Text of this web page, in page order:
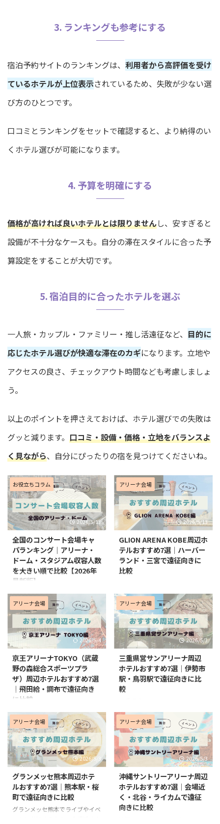
3. ランキングも参考にする
宿泊予約サイトのランキングは、 利用者から高評価を受け
ているホテルが上位表示されているため、失敗が少ない選
び方のひとつです。
口コミとランキングをセットで確認すると、より納得のい
くホテル選びが可能になります。
4. 予算を明確にする
価格が高ければ良いホテルとは限りませんし、安すぎると
設備が不十分なケースも。自分の滞在スタイルに合った予
算設定をすることが大切です。
5. 宿泊目的に合ったホテルを選ぶ
一人旅・カップル・ファミリー・推し活遠征など、 目的に
応じたホテル選びが快適な滞在のカギになります。立地や
アクセスの良さ、チェックアウト時間なども考慮しましょ
う。
以上のポイントを押さえておけば、ホテル選びでの失敗は
グッと減ります。 口コミ・設備・価格・立地をバランスよ
く見ながら、自分にぴったりの宿を見つけてくださいね。
お役立ちコラム
2026/5/13
全国のコンサート会場キャ
パランキング｜アリーナ・
ドーム・スタジアム収容人数
を大きい順で比較【2026年
最新版】
ライブやコンサートの遠征を考え
るとき、会場のキャパを知ってお
くと、チケットの取りやすさや会
場の雰囲気をイメージしやすくな
ります。 さらに、会場ごとのアク
セスや終演後の動きやすさまで把
手段も決めやすくなります。 こ
の記事では、全国の主要ライブ会
場をキャパ別に整理しながら、遠
征しやすさや宿泊を検討したい会
場もあわせて紹介します。 これ
から初めて遠征する方や、会場別
ホテル記事の入口として使いたい
方にもわかりやすいよう、会場ご
との特徴や見え方の傾向も含めて
まとめました。 会場キャパを ...
アリーナ会場
2026/5/13
GLION ARENA KOBE周辺ホ
テルおすすめ7選｜ハーバー
ランド・三宮で遠征向きに
比較
ベントに参加するなら、会場に近
いホテルに泊まるか、三宮周辺に
泊まるかで遠征のしやすさがかな
り変わります。 GLION ARENA
KOBEは神戸のウォーターフロン
トにある新しい大型アリーナで、
会場近くに泊まれば終演後の移動
はかなりラクです。一方で、三宮
周辺まで広げるとホテルの選択肢
が増え、空港や新幹線との相性も
良くなります。 この記事では、
やすいホテルを「会場近くのハー
バーランド・メリケンパーク周
辺」と「三宮周辺」に分 ...
アリーナ会場
2026/5/4
京王アリーナTOKYO（武蔵
野の森総合スポーツプラ
ザ）周辺ホテルおすすめ7選
｜飛田給・調布で遠征向き
に比較
京王アリーナTOKYO（武蔵野の
森総合スポーツプラザ）でライブ
やイベントに参加するなら、会場
徒歩圏に泊まるか、調布駅周辺に
泊まるかで遠征のしやすさがかな
り変わります。 会場は飛田給駅
いですが、会場すぐ近くのホテル
数はそこまで多くないため、調布
駅周辺まで広げて探すとかなり選
びやすくなります。現在は「京王
アリーナ会場
2026/5/3
三重県営サンアリーナ周辺
ホテルおすすめ7選｜伊勢市
駅・鳥羽駅で遠征向きに比
較
イベントに参加するなら、会場近
くにこだわるより、伊勢市駅周辺
や鳥羽駅周辺でホテルを取るほう
が遠征しやすいです。 三重県営
サンアリーナは大型イベント会場
ですが、会場周辺にホテルが密集
しているエリアではありません。
そのため、宿泊先は伊勢市駅周辺
や鳥羽駅周辺を拠点にして、バス
やタクシーで会場へ向かう前提で
考えると選びやすいです。 この
アリーナ会場
2026/5/3
グランメッセ熊本周辺ホテ
ルおすすめ7選｜熊本駅・桜
町で遠征向きに比較
グランメッセ熊本でライブやイベ
アリーナ会場
2026/5/3
沖縄サントリーアリーナ周辺
ホテルおすすめ7選｜会場近
く・北谷・ライカムで遠征
向きに比較